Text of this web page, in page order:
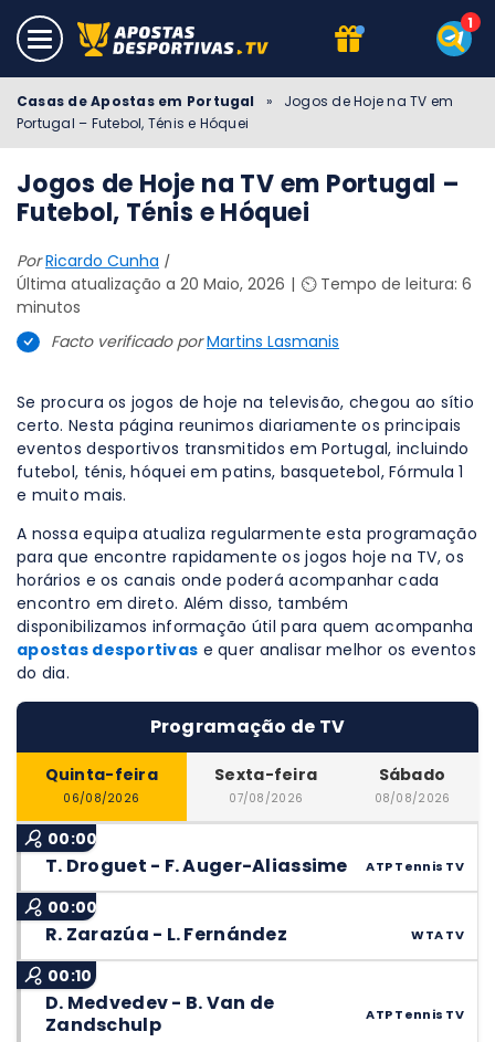
Casas de Apostas em Portugal »
Jogos de Hoje na TV em
Portugal – Futebol, Ténis e Hóquei
Jogos de Hoje na TV em Portugal –
Futebol, Ténis e Hóquei
PorRicardo Cunha |
Última atualização a 20 Maio, 2026
⏲️ Tempo de leitura: 6
minutos
Facto verificado porMartins Lasmanis
Se procura os jogos de hoje na televisão, chegou ao sítio
certo. Nesta página reunimos diariamente os principais
eventos desportivos transmitidos em Portugal, incluindo
futebol, ténis, hóquei em patins, basquetebol, Fórmula 1
e muito mais.
A nossa equipa atualiza regularmente esta programação
para que encontre rapidamente os jogos hoje na TV, os
horários e os canais onde poderá acompanhar cada
encontro em direto. Além disso, também
disponibilizamos informação útil para quem acompanha
apostas desportivas e quer analisar melhor os eventos
do dia.
Programação de TV
Quinta-feira
06/08/2026
Sexta-feira
07/08/2026
Sábado
08/08/2026
00:00
T. Droguet - F. Auger-Aliassime ATP Tennis TV
00:00
R. Zarazúa - L. Fernández WTA TV
00:10
D. Medvedev - B. Van de
Zandschulp
ATP Tennis TV